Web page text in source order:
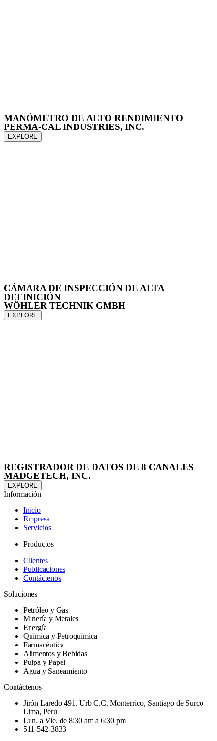
MANÓMETRO DE ALTO RENDIMIENTO
PERMA-CAL INDUSTRIES, INC.
EXPLORE
CÁMARA DE INSPECCIÓN DE ALTA
DEFINICIÓN
WÖHLER TECHNIK GMBH
EXPLORE
REGISTRADOR DE DATOS DE 8 CANALES
MADGETECH, INC.
EXPLORE
Información
Inicio
Empresa
Servicios
Productos
Clientes
Publicaciones
Contáctenos
Soluciones
Petróleo y Gas
Minería y Metales
Energía
Química y Petroquímica
Farmacéutica
Alimentos y Bebidas
Pulpa y Papel
Agua y Saneamiento
Contáctenos
Jirón Laredo 491. Urb C.C. Monterrico, Santiago de Surco
Lima, Perú
Lun. a Vie. de 8:30 am a 6:30 pm
511-542-3833